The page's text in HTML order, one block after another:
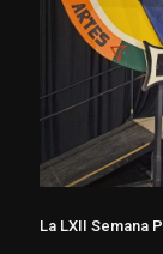
La LXII Semana